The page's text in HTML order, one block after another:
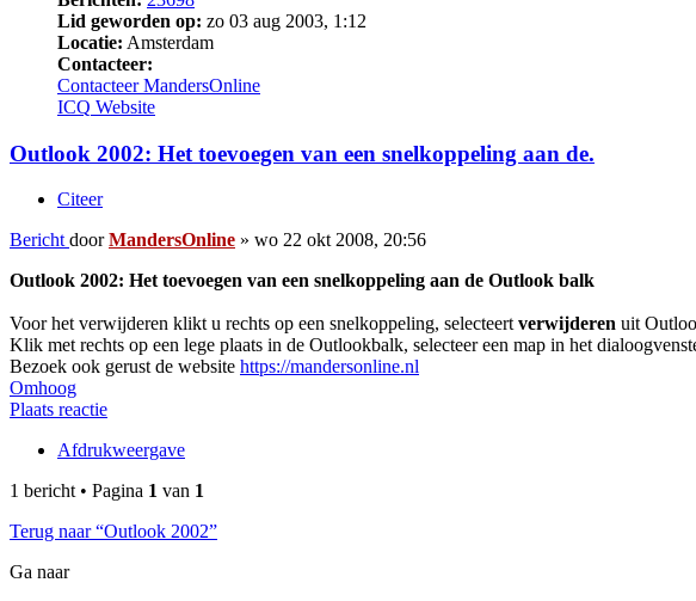
Lid geworden op: zo 03 aug 2003, 1:12
Locatie: Amsterdam
Contacteer:
Contacteer MandersOnline
ICQ Website
Outlook 2002: Het toevoegen van een snelkoppeling aan de.
Citeer
Bericht doorMandersOnline » wo 22 okt 2008, 20:56
Outlook 2002: Het toevoegen van een snelkoppeling aan de Outlook balk
Voor het verwijderen klikt u rechts op een snelkoppeling, selecteert verwijderen uit
Klik met rechts op een lege plaats in de Outlookbalk, selecteer een map in het
Bezoek ook gerust de website https://mandersonline.nl
Omhoog
Plaats reactie
Afdrukweergave
1 bericht • Pagina 1 van 1
Terug naar “Outlook 2002”
Ga naar